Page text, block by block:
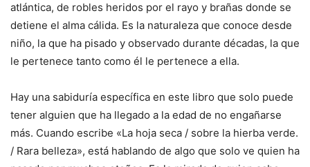
atlántica, de robles heridos por el rayo y brañas donde se
detiene el alma cálida. Es la naturaleza que conoce desde
niño, la que ha pisado y observado durante décadas, la que
le pertenece tanto como él le pertenece a ella.
Hay una sabiduría específica en este libro que solo puede
tener alguien que ha llegado a la edad de no engañarse
más. Cuando escribe «La hoja seca / sobre la hierba verde.
/ Rara belleza», está hablando de algo que solo ve quien ha